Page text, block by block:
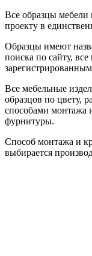
Все образцы
проекту в
Образцы имеют
поиска по сайту,
Все мебельные
образцов по цвету,
способами монтажа
фурнитуры.
Способ монтажа и
выбирается